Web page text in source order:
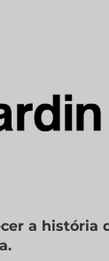
a história